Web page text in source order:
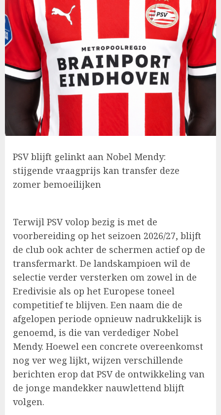
PSV blijft gelinkt aan Nobel Mendy:
stijgende vraagprijs kan transfer deze
zomer bemoeilijken
Terwijl PSV volop bezig is met de
voorbereiding op het seizoen 2026/27, blijft
de club ook achter de schermen actief op de
transfermarkt. De landskampioen wil de
selectie verder versterken om zowel in de
Eredivisie als op het Europese toneel
competitief te blijven. Een naam die de
afgelopen periode opnieuw nadrukkelijk is
genoemd, is die van verdediger Nobel
Mendy. Hoewel een concrete overeenkomst
nog ver weg lijkt, wijzen verschillende
berichten erop dat PSV de ontwikkeling van
de jonge mandekker nauwlettend blijft
volgen.